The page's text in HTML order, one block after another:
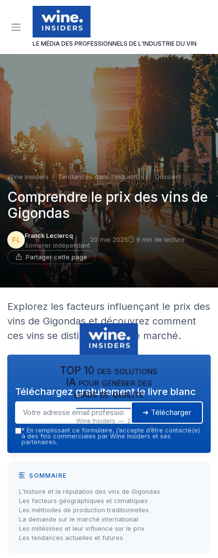
LE MÉDIA DES PROFESSIONNELS DE L'INDUSTRIE DU VIN
Wine Insiders Tendances dans l'industrie du vin Dossiers
Comprendre le prix des vins de
Gigondas
Franck Leclercq
Somelier indépendant
20 mai 2025 9 min de lecture
Partager cette page
Explorez les facteurs influençant le prix des
vins de Gigondas et découvrez comment
ces vins se distinguent sur le marché.
TOP 10 des solutions
IA pour générer des
leads de qualité
Wine Insiders — 2026
Téléchargez gratuitement le livre blanc
➔ Télécharger
* En remplissant ce formulaire, j’accepte d’être contacté(e)
à des fins commerciales par Wine Insiders et ses
partenaires.
SOMMAIRE
L'histoire et la réputation des vins de Gigondas
Les facteurs géographiques et climatiques
Les méthodes de production traditionnelles
La demande sur le marché international
Les millésimes et leur influence sur le prix
Les tendances actuelles et futures
Panneau de gestion des cookies